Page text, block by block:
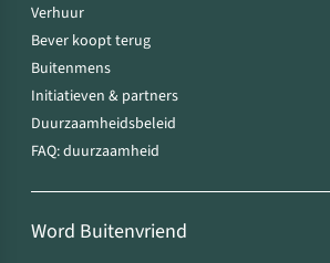
Verhuur
Bever koopt terug
Buitenmens
Initiatieven & partners
Duurzaamheidsbeleid
FAQ: duurzaamheid
Word Buitenvriend